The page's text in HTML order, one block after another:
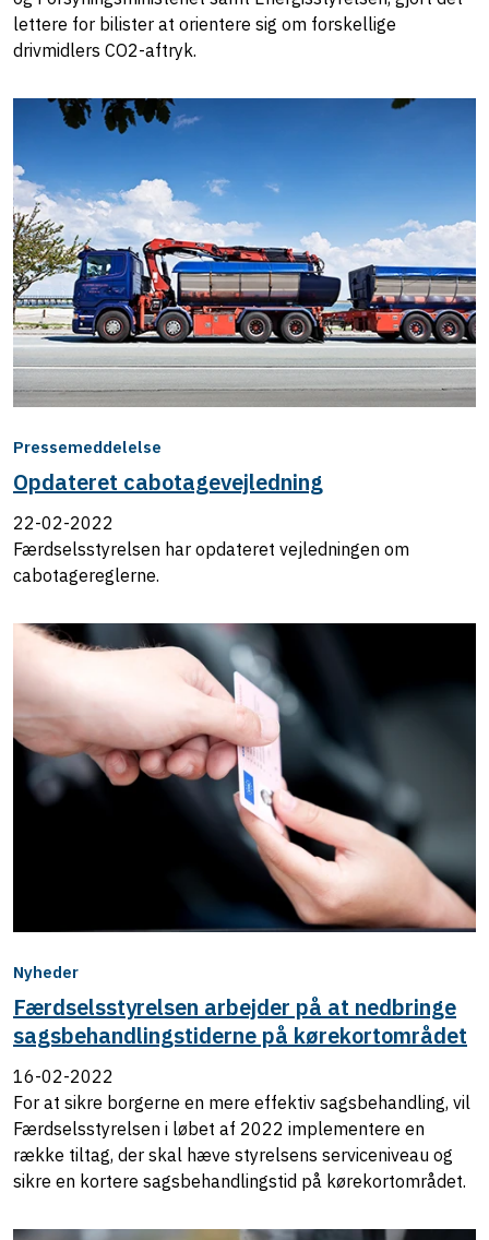
lettere for bilister at orientere sig om forskellige
drivmidlers CO2-aftryk.
Pressemeddelelse
Opdateret cabotagevejledning
22-02-2022
Færdselsstyrelsen har opdateret vejledningen om
cabotagereglerne.
Nyheder
Færdselsstyrelsen arbejder på at nedbringe
sagsbehandlingstiderne på kørekortområdet
16-02-2022
For at sikre borgerne en mere effektiv sagsbehandling, vil
Færdselsstyrelsen i løbet af 2022 implementere en
række tiltag, der skal hæve styrelsens serviceniveau og
sikre en kortere sagsbehandlingstid på kørekortområdet.